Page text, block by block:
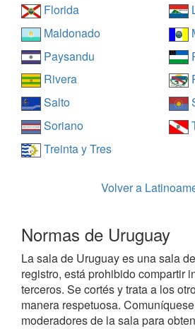
Florida
Maldonado
Paysandu
Rivera
Salto
Soriano
Treinta y Tres
Volver a
Normas de Uruguay
La sala de Uruguay es una sala
registro, está prohibido compartir
terceros. Se cortés y trata a los
manera respetuosa.
moderadores de la sala para